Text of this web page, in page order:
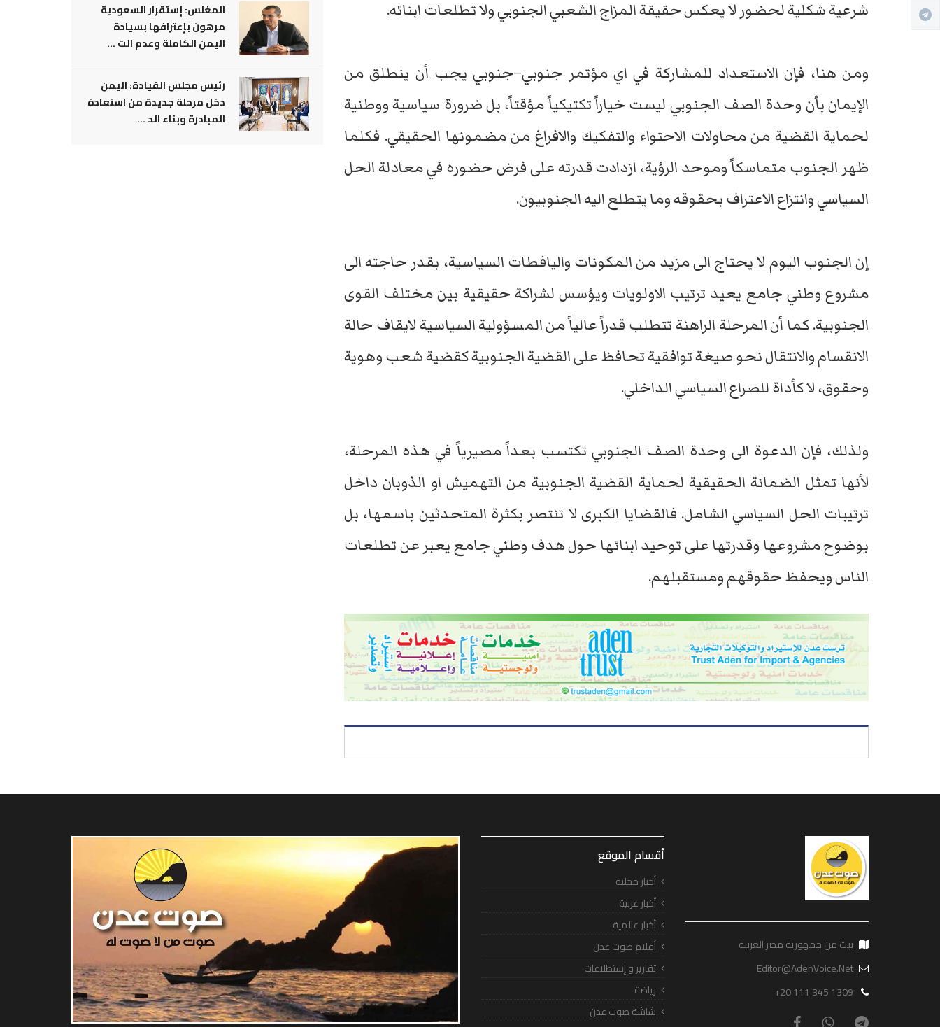
شرعية شكلية لحضور لا يعكس حقيقة المزاج الشعبي الجنوبي ولا تطلعات ابنائه.
ومن هنا، فإن الاستعداد للمشاركة في اي مؤتمر جنوبي–جنوبي يجب أن ينطلق من
الإيمان بأن وحدة الصف الجنوبي ليست خياراً تكتيكياً مؤقتاً، بل ضرورة سياسية ووطنية
لحماية القضية من محاولات الاحتواء والتفكيك والافراغ من مضمونها الحقيقي. فكلما
ظهر الجنوب متماسكاً وموحد الرؤية، ازدادت قدرته على فرض حضوره في معادلة الحل
السياسي وانتزاع الاعتراف بحقوقه وما يتطلع اليه الجنوبيون.
إن الجنوب اليوم لا يحتاج الى مزيد من المكونات واليافطات السياسية، بقدر حاجته الى
مشروع وطني جامع يعيد ترتيب الاولويات ويؤسس لشراكة حقيقية بين مختلف القوى
الجنوبية. كما أن المرحلة الراهنة تتطلب قدراً عالياً من المسؤولية السياسية لايقاف حالة
الانقسام والانتقال نحو صيغة توافقية تحافظ على القضية الجنوبية كقضية شعب وهوية
وحقوق، لا كأداة للصراع السياسي الداخلي.
ولذلك، فإن الدعوة الى وحدة الصف الجنوبي تكتسب بعداً مصيرياً في هذه المرحلة،
لأنها تمثل الضمانة الحقيقية لحماية القضية الجنوبية من التهميش او الذوبان داخل
ترتيبات الحل السياسي الشامل. فالقضايا الكبرى لا تنتصر بكثرة المتحدثين باسمها، بل
بوضوح مشروعها وقدرتها على توحيد ابنائها حول هدف وطني جامع يعبر عن تطلعات
الناس ويحفظ حقوقهم ومستقبلهم.
المغلس: إستقرار السعودية
مرهون بإعترافها بسيادة
اليمن الكاملة وعدم الت ...
رئيس مجلس القيادة: اليمن
دخل مرحلة جديدة من استعادة
المبادرة وبناء الد ...
يبث من جمهورية مصر العربية
Editor@AdenVoice.Net
+20 111 345 1309
أقسام الموقع
أخبار محلية
أخبار عربية
أخبار عالمية
أقلام صوت عدن
تقارير و إستطلاعات
رياضة
شاشة صوت عدن